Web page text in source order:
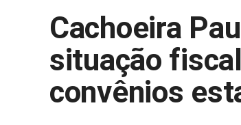
Cachoeira
situação
convênios